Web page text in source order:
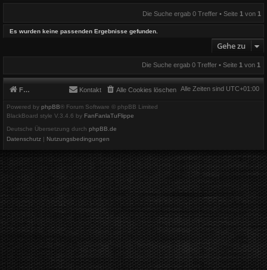
Die Suche ergab 0 Treffer • Seite 1 von 1
Es wurden keine passenden Ergebnisse gefunden.
Gehe zu
Die Suche ergab 0 Treffer • Seite 1 von 1
Foren-Übersicht Alle Zeiten sind UTC+01:00
Alle Cookies löschen
Kontakt
Powered by phpBB® Forum Software © phpBB Limited
BlackBoard style V.3.4.6 by FanFanlaTuFlippe
Deutsche Übersetzung durch phpBB.de
Datenschutz
Nutzungsbedingungen